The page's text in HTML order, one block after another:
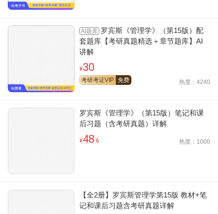
AI题库 罗宾斯《管理学》（第15版）配
套题库【考研真题精选＋章节题库】AI
讲解
¥30
考研考证VIP 免费 热度：4240
罗宾斯《管理学》（第15版）笔记和课
后习题（含考研真题）详解
¥48 .6 热度：1000
【全2册】罗宾斯管理学第15版 教材+笔
记和课后习题含考研真题详解